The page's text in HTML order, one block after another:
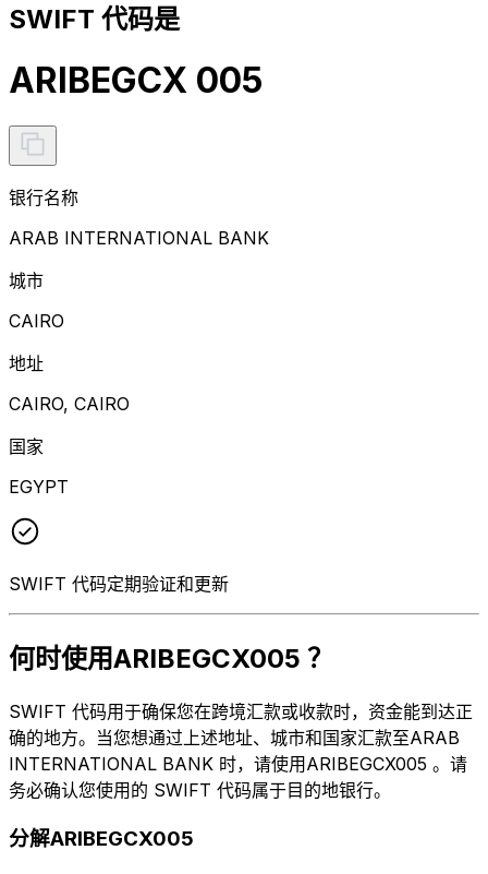
SWIFT 代码是
ARIBEGCX 005
银行名称
ARAB INTERNATIONAL BANK
城市
CAIRO
地址
CAIRO, CAIRO
国家
EGYPT
SWIFT 代码定期验证和更新
何时使用ARIBEGCX005 ？
SWIFT 代码用于确保您在跨境汇款或收款时，资金能到达正
确的地方。当您想通过上述地址、城市和国家汇款至ARAB
INTERNATIONAL BANK 时，请使用ARIBEGCX005 。请
务必确认您使用的 SWIFT 代码属于目的地银行。
分解ARIBEGCX005